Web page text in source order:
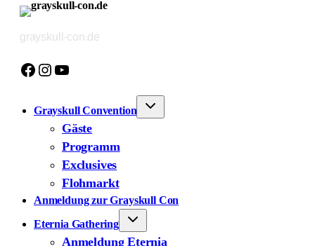
Zum
springen
grayskull-con.de
Facebook
Instagram
YouTube
Grayskull Convention
Gäste
Programm
Exclusives
Flohmarkt
Anmeldung zur Grayskull Con
Eternia Gathering
Anmeldung Eternia